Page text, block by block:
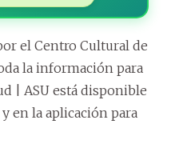
el Centro Cultural de
la información para
| ASU está disponible
en la aplicación para